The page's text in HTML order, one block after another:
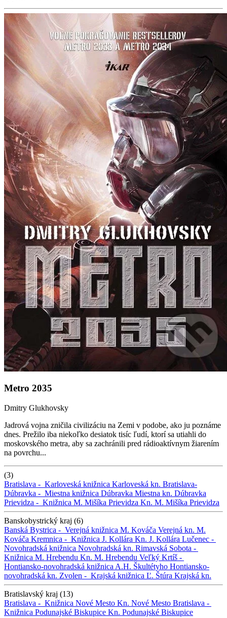
Metro 2035
Dmitry Glukhovsky
Jadrová vojna zničila civilizáciu na Zemi v podobe, ako ju poznáme
dnes. Prežilo iba niekoľko desiatok tisíc ľudí, ktorí sa utiahli do
moskovského metra, aby sa zachránili pred rádioaktívnym žiarením
na povrchu...
(3)
Bratislava - Karloveská knižnica Karloveská kn. Bratislava-
Dúbravka - Miestna knižnica Dúbravka Miestna kn. Dúbravka
Prievidza - Knižnica M. Mišíka Prievidza Kn. M. Mišíka Prievidza
Banskobystrický kraj (6)
Banská Bystrica - Verejná knižnica M. Kováča Verejná kn. M.
Kováča Kremnica - Knižnica J. Kollára Kn. J. Kollára Lučenec -
Novohradská knižnica Novohradská kn. Rimavská Sobota -
Knižnica M. Hrebendu Kn. M. Hrebendu Veľký Krtíš -
Hontiansko-novohradská knižnica A.H. Škultétyho Hontiansko-
novohradská kn. Zvolen - Krajská knižnica Ľ. Štúra Krajská kn.
Bratislavský kraj (13)
Bratislava - Knižnica Nové Mesto Kn. Nové Mesto Bratislava -
Knižnica Podunajské Biskupice Kn. Podunajské Biskupice